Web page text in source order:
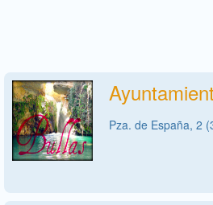
Pza. de España, 2